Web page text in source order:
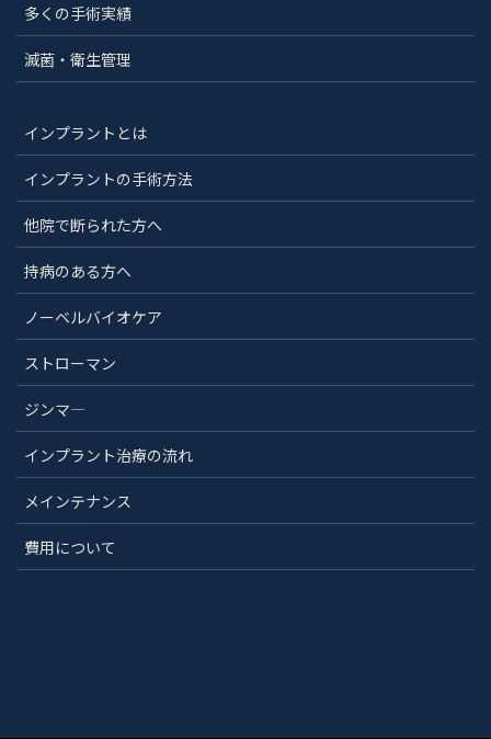
多くの手術実績
滅菌・衛生管理
インプラントとは
インプラントの手術方法
他院で断られた方へ
持病のある方へ
ノーベルバイオケア
ストローマン
ジンマ―
インプラント治療の流れ
メインテナンス
費用について